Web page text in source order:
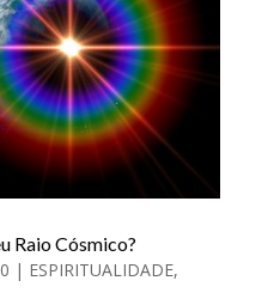
Raio Cósmico?
| ESPIRITUALIDADE,